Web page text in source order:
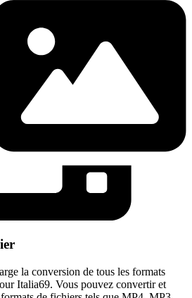
la conversion de tous les formats
Italia69. Vous pouvez convertir et